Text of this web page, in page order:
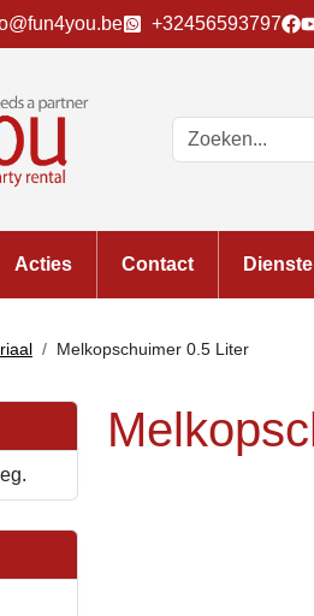
+32456593797
Acties Contact
Melkopschuimer 0.5 Liter